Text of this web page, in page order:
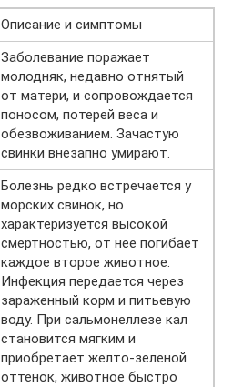
Описание и симптомы
Заболевание поражает
молодняк, недавно отнятый
от матери, и сопровождается
поносом, потерей веса и
обезвоживанием. Зачастую
свинки внезапно умирают.
Болезнь редко встречается у
морских свинок, но
характеризуется высокой
смертностью, от нее погибает
каждое второе животное.
Инфекция передается через
зараженный корм и питьевую
воду. При сальмонеллезе кал
становится мягким и
приобретает желто-зеленой
оттенок, животное быстро